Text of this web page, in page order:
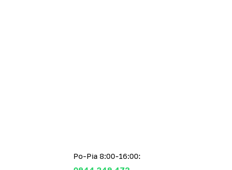
Po-Pia 8:00-16:00: